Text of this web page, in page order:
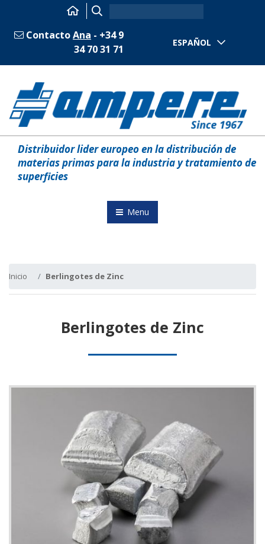
ContactoAna - +34 9
34 70 31 71
ESPAÑOL
Distribuidor lider europeo en la distribución de
materias primas para la industria y tratamiento de
superficies
Menu
Inicio Berlingotes de Zinc
Berlingotes de Zinc